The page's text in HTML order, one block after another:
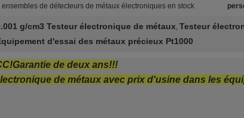
ensembles de détecteurs de métaux électroniques en stock
g/cm3 Testeur électronique de métaux, Testeur
d'essai des métaux précieux Pt1000
de deux ans!!!
de métaux avec prix d'usine dans les